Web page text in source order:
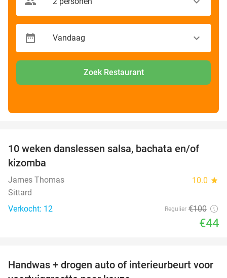
Zoek Restaurant
56%
10 weken danslessen salsa, bachata en/of
kizomba
James Thomas 10.0 star
Sittard
Verkocht: 12
Regulier €100
€44
53%
Handwas + drogen auto of interieurbeurt voor